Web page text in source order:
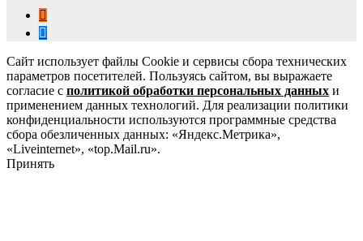
Сайт использует файлы Cookie и сервисы сбора технических
параметров посетителей. Пользуясь сайтом, вы выражаете
согласие с политикой обработки персональных данных и
применением данных технологий. Для реализации политики
конфиденциальности используются программные средства
сбора обезличенных данных: «Яндекс.Метрика»,
«Liveinternet», «top.Mail.ru».
Принять